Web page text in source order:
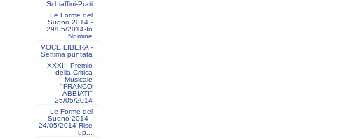
Schiaffini-Prati
Le Forme del
Suono 2014 -
29/05/2014-In
Nomine
VOCE LIBERA -
Settima puntata
XXXIII Premio
della Critica
Musicale
"FRANCO
ABBIATI"
25/05/2014
Le Forme del
Suono 2014 -
24/05/2014-Rise
up...